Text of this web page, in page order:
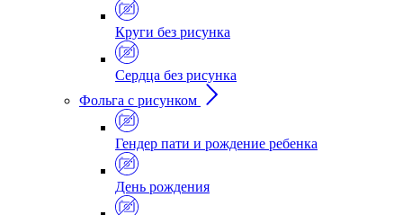
Круги без рисунка
Сердца без рисунка
Фольга с рисунком
Гендер пати и рождение ребенка
День рождения